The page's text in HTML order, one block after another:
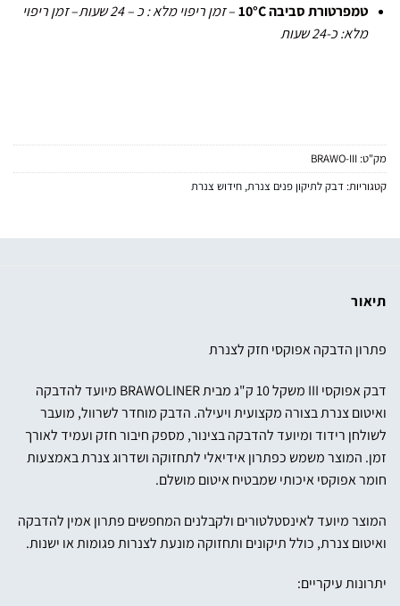
טמפרטורת סביבה 10°C –זמןריפוימלא:כ–
24שעות–זמן ריפוי
מלא: כ-24 שעות
מק"ט: BRAWO-III
קטגוריות: דבק לתיקון פנים צנרת, חידוש צנרת
תיאור
פתרון הדבקה אפוקסי חזק לצנרת
דבק אפוקסי III משקל 10 ק"ג מבית BRAWOLINER מיועד להדבקה
ואיטום צנרת בצורה מקצועית ויעילה. הדבק מוחדר לשרוול, מועבר
לשולחן רידוד ומיועד להדבקה בצינור, מספק חיבור חזק ועמיד לאורך
זמן. המוצר משמש כפתרון אידיאלי לתחזוקה ושדרוג צנרת באמצעות
חומר אפוקסי איכותי שמבטיח איטום מושלם.
המוצר מיועד לאינסטלטורים ולקבלנים המחפשים פתרון אמין להדבקה
ואיטום צנרת, כולל תיקונים ותחזוקה מונעת לצנרות פגומות או ישנות.
יתרונות עיקריים: